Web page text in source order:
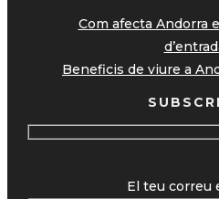
Com afecta Andorra
Beneficis de viure a
El teu correu